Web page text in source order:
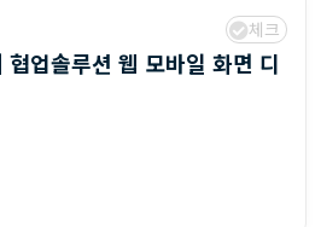
체크
업솔루션 웹 모바일 화면 디